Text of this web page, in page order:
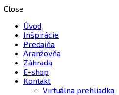
Close
Úvod
Inšpirácie
Predajňa
Aranžovňa
Záhrada
E-shop
Kontakt
Virtuálna prehliadka